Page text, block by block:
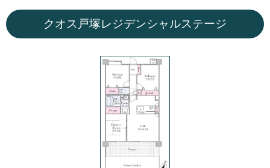
クオス戸塚レジデンシャルステージ